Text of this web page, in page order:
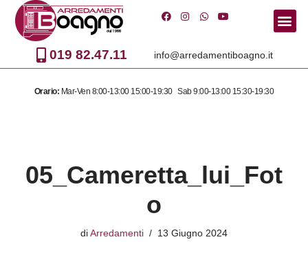
Vai
contenuto
019 82.47.11 info@arredamentiboagno.it
Orario: Mar-Ven 8:00-13:00 15:00-19:30 Sab 9:00-13:00 15:30-19:30
05_Cameretta_lui_Fot
o
di Arredamenti 13 Giugno 2024